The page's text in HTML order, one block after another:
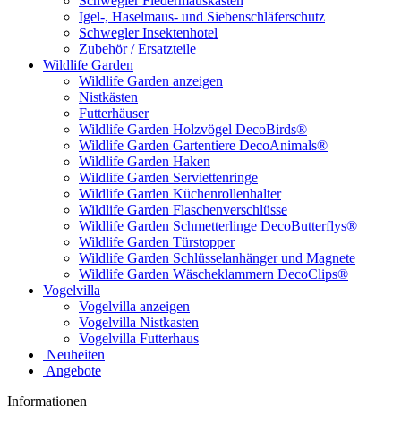
Igel-, Haselmaus- und Siebenschläferschutz
Schwegler Insektenhotel
Zubehör / Ersatzteile
Wildlife Garden
Wildlife Garden anzeigen
Nistkästen
Futterhäuser
Wildlife Garden Holzvögel DecoBirds®
Wildlife Garden Gartentiere DecoAnimals®
Wildlife Garden Haken
Wildlife Garden Serviettenringe
Wildlife Garden Küchenrollenhalter
Wildlife Garden Flaschenverschlüsse
Wildlife Garden Schmetterlinge DecoButterflys®
Wildlife Garden Türstopper
Wildlife Garden Schlüsselanhänger und Magnete
Wildlife Garden Wäscheklammern DecoClips®
Vogelvilla
Vogelvilla anzeigen
Vogelvilla Nistkasten
Vogelvilla Futterhaus
Neuheiten
Angebote
Informationen